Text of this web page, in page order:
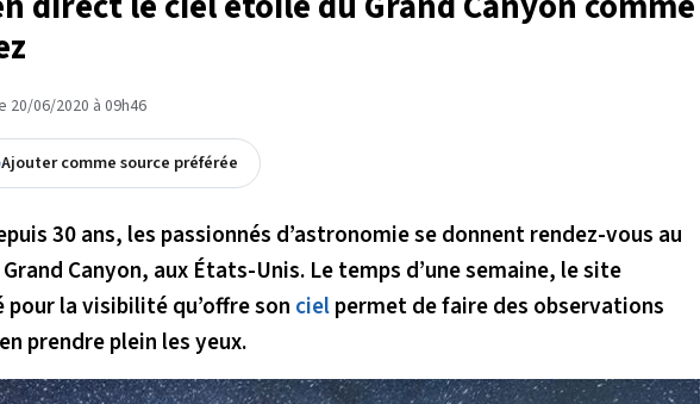
20/06/2020 à 09h46
Ajouter comme source préférée
30 ans, les passionnés d’astronomie se donnent rendez-vous au
Canyon, aux États-Unis. Le temps d’une semaine, le site
la visibilité qu’offre son cielpermet de faire des observations
prendre plein les yeux.